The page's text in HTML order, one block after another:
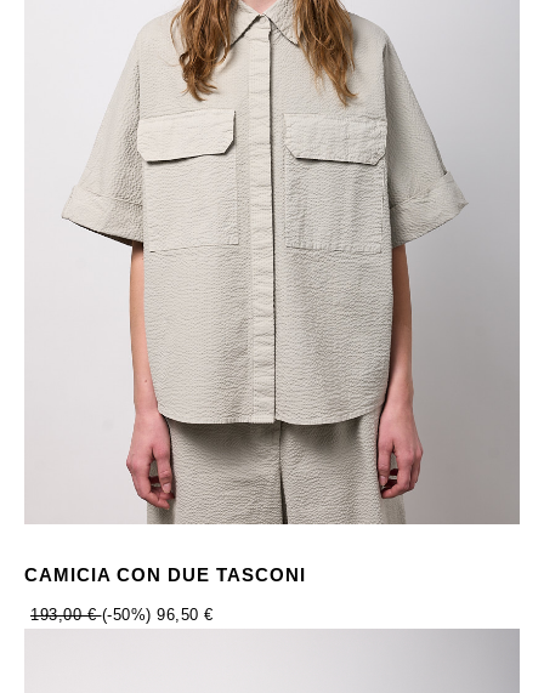
CAMICIA CON DUE TASCONI
193,00 €(-50%) 96,50 €